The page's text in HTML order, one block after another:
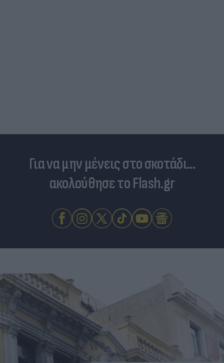
Για να μην μένεις στο σκοτάδι...
ακολούθησε το Flash.gr